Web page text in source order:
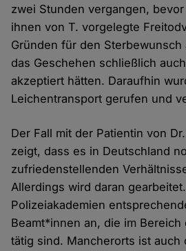
zwei Stunden vergangen,
ihnen von T. vorgelegte
Gründen für den Sterbewunsch
das Geschehen schließlich
akzeptiert hätten. Daraufhin
Leichentransport gerufen und
Der Fall mit der Patientin von
zeigt, dass es in Deutschland
zufriedenstellenden
Allerdings wird daran
Polizeiakademien
Beamt*innen an, die im
tätig sind. Mancherorts ist auch